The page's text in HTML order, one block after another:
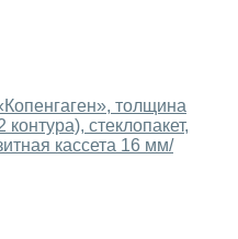
толщина
стеклопакет,
кассета 16 мм/